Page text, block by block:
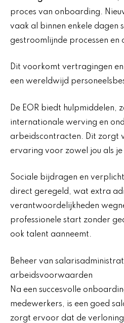
proces van onboarding.
vaak al binnen enkele dagen
gestroomlijnde processen en
Dit voorkomt vertragingen
een wereldwijd
De EOR biedt hulpmiddelen,
internationale werving en
arbeidscontracten. Dit zorgt
ervaring voor zowel jou als
Sociale bijdragen en
direct geregeld, wat extra
verantwoordelijkheden
professionele start zonder
ook talent aanneemt.
Beheer van
arbeidsvoorwaarden
Na een succesvolle
medewerkers, is een goed
zorgt ervoor dat de